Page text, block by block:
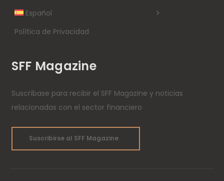
Español
Política de Privacidad
SFF Magazine
Suscríbase para recibir el SFF Magazine y noticias
relacionadas con el sector financiero
Suscribirse al SFF Magazine